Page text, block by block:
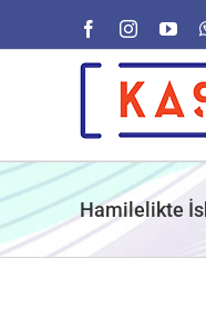
FacebookInstagram
Hamilelikte